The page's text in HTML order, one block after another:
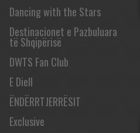
Dancing with the Stars
Destinacionet e Pazbuluara
të Shqipërisë
DWTS Fan Club
E Diell
ËNDËRRTJERRËSIT
Exclusive